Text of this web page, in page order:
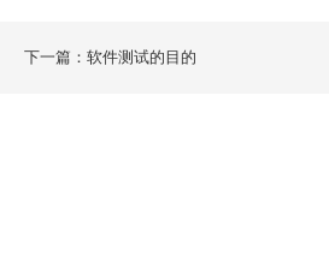
下一篇：软件测试的目的